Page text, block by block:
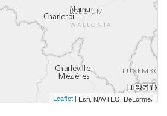
Leaflet | Esri, NAVTEQ, DeLorme,